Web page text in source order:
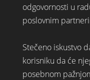
odgovornosti u
poslovnim
Stečeno iskustvo
korisniku da će
posebnom